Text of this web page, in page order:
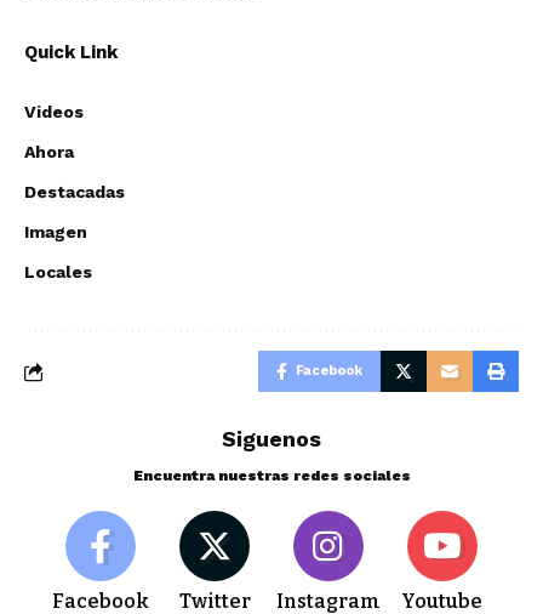
Quick Link
Videos
Ahora
Destacadas
Imagen
Locales
Facebook
Siguenos
Encuentra nuestras redes sociales
Facebook Twitter Instagram Youtube